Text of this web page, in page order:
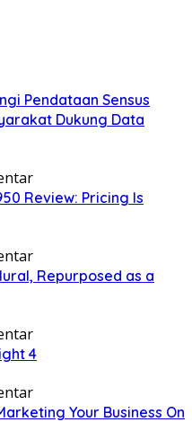
Pendataan Sensus
Dukung Data
Review: Pricing Is
Repurposed as a
4
Your Business On